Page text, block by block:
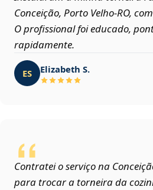
Conceição, Porto Velho‑RO,
O profissional foi educado,
rapidamente.
ES Elizabeth S.
Contratei o serviço na
para trocar a torneira da